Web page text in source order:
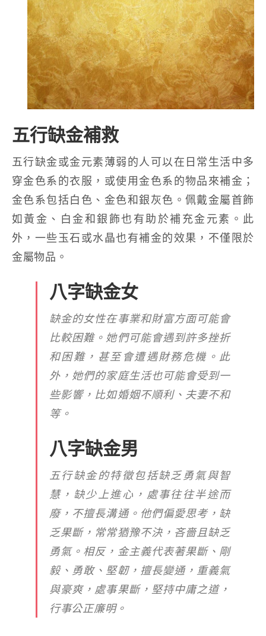
五行缺金補救
五行缺金或金元素薄弱的人可以在日常生活中多
穿金色系的衣服，或使用金色系的物品來補金；
金色系包括白色、金色和銀灰色。佩戴金屬首飾
如黃金、白金和銀飾也有助於補充金元素。此
外，一些玉石或水晶也有補金的效果，不僅限於
金屬物品。
八字缺金女
缺金的女性在事業和財富方面可能會
比較困難。她們可能會遇到許多挫折
和困難，甚至會遭遇財務危機。此
外，她們的家庭生活也可能會受到一
些影響，比如婚姻不順利、夫妻不和
等。
八字缺金男
五行缺金的特徵包括缺乏勇氣與智
慧，缺少上進心，處事往往半途而
廢，不擅長溝通。他們偏愛思考，缺
乏果斷，常常猶豫不決，吝嗇且缺乏
勇氣。相反，金主義代表著果斷、剛
毅、勇敢、堅韌，擅長變通，重義氣
與豪爽，處事果斷，堅持中庸之道，
行事公正廉明。